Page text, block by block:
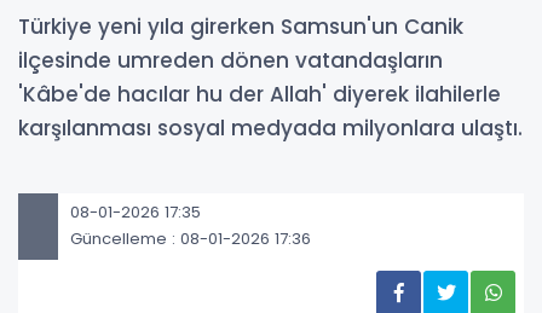
Türkiye yeni yıla girerken Samsun'un Canik
ilçesinde umreden dönen vatandaşların
'Kâbe'de hacılar hu der Allah' diyerek ilahilerle
karşılanması sosyal medyada milyonlara ulaştı.
08-01-2026 17:35
Güncelleme : 08-01-2026 17:36